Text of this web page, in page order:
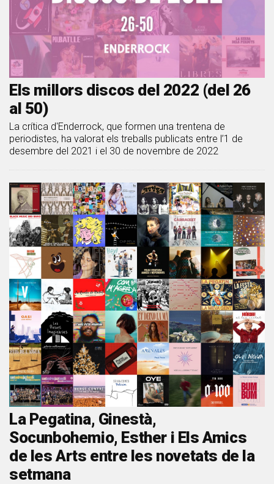
Els millors discos del 2022 (del 26
al 50)
La crítica d'Enderrock, que formen una trentena de
periodistes, ha valorat els treballs publicats entre l’1 de
desembre del 2021 i el 30 de novembre de 2022
La Pegatina, Ginestà,
Socunbohemio, Esther i Els Amics
de les Arts entre les novetats de la
setmana